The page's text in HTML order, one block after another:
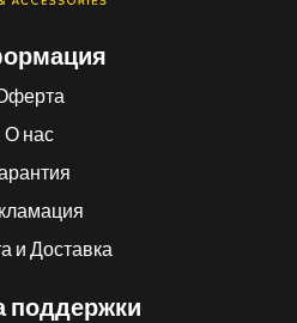
О нас
и Доставка
поддержки